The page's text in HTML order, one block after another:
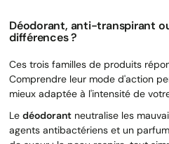
Déodorant, anti-transpirant
différences ?
Ces trois familles de produits
Comprendre leur mode d'action
mieux adaptée à l'intensité de
Le déodorant neutralise les
agents antibactériens et un